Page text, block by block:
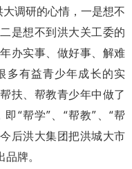
调研的心情，一是想不
是想不到洪大关工委的
办实事、做好事、解难
多有益青少年成长的实
扶、帮教青少年中做了
“帮学”、“帮教”、“帮
后洪大集团把洪城大市
牌。